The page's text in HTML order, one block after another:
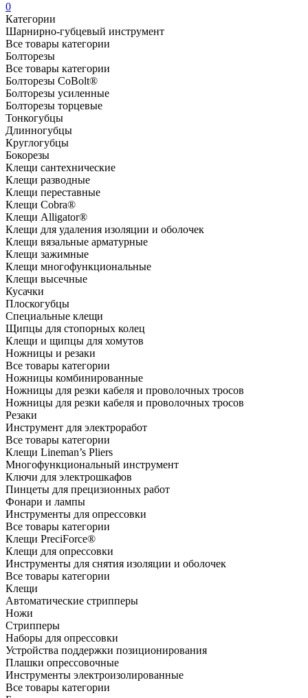
0
Категории
Шарнирно-губцевый инструмент
Все товары категории
Болторезы
Все товары категории
Болторезы CoBolt®
Болторезы усиленные
Болторезы торцевые
Тонкогубцы
Длинногубцы
Круглогубцы
Бокорезы
Клещи сантехнические
Клещи разводные
Клещи переставные
Клещи Cobra®
Клещи Alligator®
Клещи для удаления изоляции и оболочек
Клещи вязальные арматурные
Клещи зажимные
Клещи многофункциональные
Клещи высечные
Кусачки
Плоскогубцы
Специальные клещи
Щипцы для стопорных колец
Клещи и щипцы для хомутов
Ножницы и резаки
Все товары категории
Ножницы комбинированные
Ножницы для резки кабеля и проволочных тросов
Ножницы для резки кабеля и проволочных тросов
Резаки
Инструмент для электроработ
Все товары категории
Клещи Lineman’s Pliers
Многофункциональный инструмент
Ключи для электрошкафов
Пинцеты для прецизионных работ
Фонари и лампы
Инструменты для опрессовки
Все товары категории
Клещи PreciForce®
Клещи для опрессовки
Инструменты для снятия изоляции и оболочек
Все товары категории
Клещи
Автоматические стрипперы
Ножи
Стрипперы
Наборы для опрессовки
Устройства поддержки позиционирования
Плашки опрессовочные
Инструменты электроизолированные
Все товары категории